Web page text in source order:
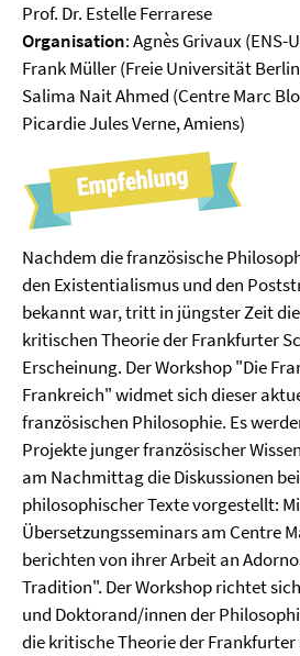
Prof. Dr. Estelle Ferrarese
Organisation: Agnès Grivaux (ENS-
Frank Müller (Freie Universität
Salima Nait Ahmed (Centre Marc
Picardie Jules Verne, Amiens)
Nachdem die französische
den Existentialismus und den
bekannt war, tritt in jüngster Zeit
kritischen Theorie der Frankfurter
Erscheinung. Der Workshop "Die
Frankreich" widmet sich dieser
französischen Philosophie. Es
Projekte junger französischer
am Nachmittag die Diskussionen
philosophischer Texte vorgestellt:
Übersetzungsseminars am Centre
berichten von ihrer Arbeit an
Tradition". Der Workshop richtet
und Doktorand/innen der
die kritische Theorie der Frankfurter